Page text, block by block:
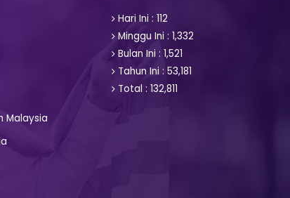
Malaysia
Hari Ini : 112
Minggu Ini : 1,332
Bulan Ini : 1,521
Tahun Ini : 53,181
Total : 132,811